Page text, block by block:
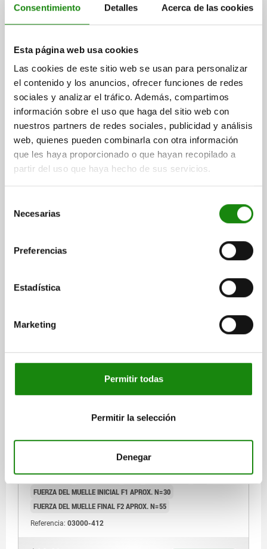
Consentimiento Detalles Acerca de las cookies
Esta página web usa cookies
Las cookies de este sitio web se usan para personalizar
el contenido y los anuncios, ofrecer funciones de redes
sociales y analizar el tráfico. Además, compartimos
información sobre el uso que haga del sitio web con
nuestros partners de redes sociales, publicidad y análisis
web, quienes pueden combinarla con otra información
que les haya proporcionado o que hayan recopilado a
partir del uso que haya hecho de sus servicios.
Necesarias
Preferencias
Estadística
Marketing
Permitir todas
Permitir la selección
Denegar
$39.73
más IVA.
DETALLES
03000 SFLA
PIEZA PRESIÓN CON RESORTE DEL MUELLE
ESTÁNDAR, VERSIÓN LARGA D=M10 L=35, ACERO,
FUERZA DEL MUELLE INICIAL F1 APROX. N=20
Referencia:
más IVA.
DETALLES
03000 SFLA
ESTÁNDAR, VERSIÓN LARGA D=M12 L=40, ACERO,
COMP:BOLA DE ACERO
ROSCA=M12 LONGITUD=40 D1=8 CARRERA=2,5 N=2
FUERZA DEL MUELLE INICIAL F1 APROX. N=30
FUERZA DEL MUELLE FINAL F2 APROX. N=55
Referencia: 03000-412